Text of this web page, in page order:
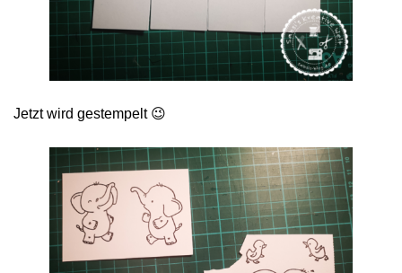
Jetzt wird gestempelt 😉